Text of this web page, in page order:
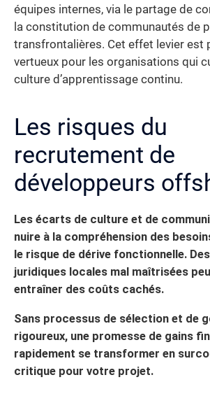
équipes internes, via le partage de
la constitution de communautés de
transfrontalières. Cet effet levier est
vertueux pour les organisations qui
culture d’apprentissage continu.
Les risques du
recrutement de
développeurs
Les écarts de culture et de
nuire à la compréhension des
le risque de dérive fonctionnelle.
juridiques locales mal maîtrisées
entraîner des coûts cachés.
Sans processus de sélection et de
rigoureux, une promesse de gains
rapidement se transformer en
critique pour votre projet.